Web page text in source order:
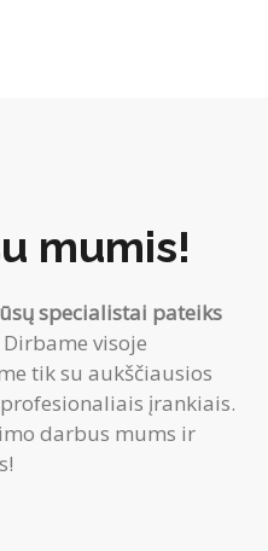
mumis!
specialistai pateiks
Dirbame visoje
tik su aukščiausios
įrankiais.
darbus mums ir